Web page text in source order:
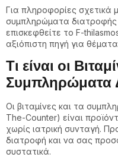
Για πληροφορίες σχετικά
συμπληρώματα διατροφής
επισκεφθείτε το F-
αξιόπιστη πηγή για
Τι είναι οι
Συμπληρώματα
Οι βιταμίνες και τα
The-Counter) είναι
χωρίς ιατρική συνταγή.
διατροφή και να σας
συστατικά.